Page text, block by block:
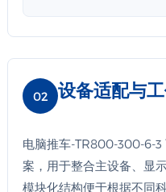
02 设备适配与
电脑推车-TR800-300-6-3
案，用于整合主设备、显
模块化结构便于根据不同